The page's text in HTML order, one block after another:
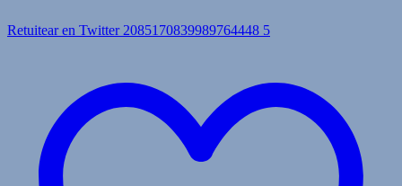
Retuitear en Twitter 2085170839989764448 5